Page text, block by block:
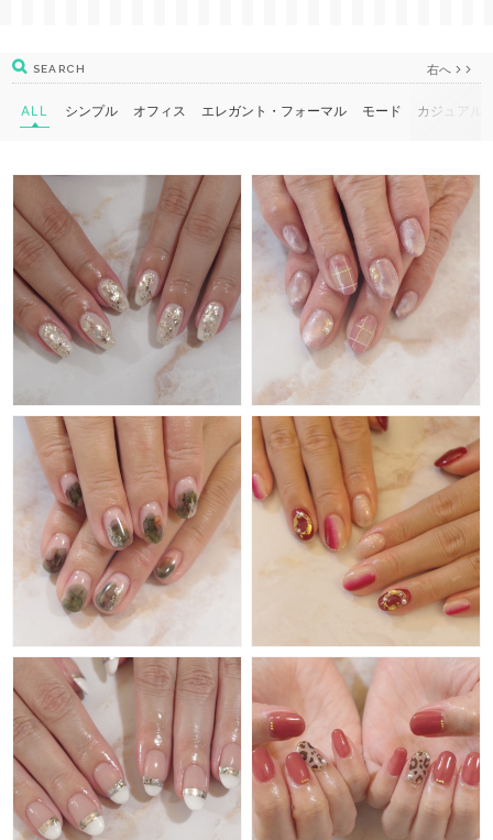
SEARCH 右へ
ALL シンプル オフィス エレガント・フォーマル モード カジュアル